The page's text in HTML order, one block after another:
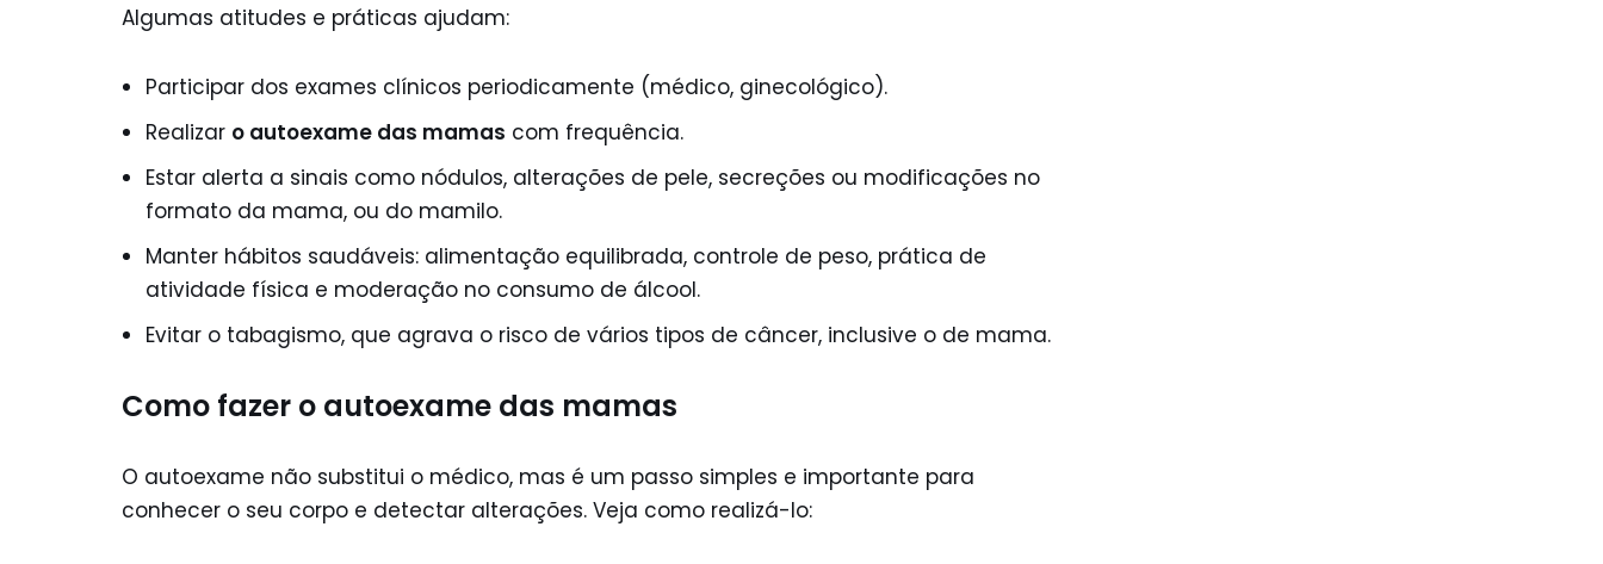
Algumas atitudes e práticas ajudam:
Participar dos exames clínicos periodicamente (médico, ginecológico).
Realizar o autoexame das mamas com frequência.
Estar alerta a sinais como nódulos, alterações de pele, secreções ou modificações no
formato da mama, ou do mamilo.
Manter hábitos saudáveis: alimentação equilibrada, controle de peso, prática de
atividade física e moderação no consumo de álcool.
Evitar o tabagismo, que agrava o risco de vários tipos de câncer, inclusive o de mama.
Como fazer o autoexame das mamas
O autoexame não substitui o médico, mas é um passo simples e importante para
conhecer o seu corpo e detectar alterações. Veja como realizá-lo: